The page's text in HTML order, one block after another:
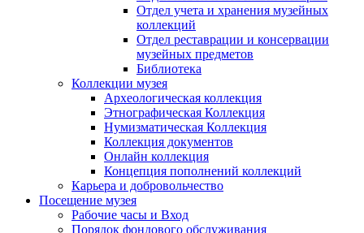
Отдел учета и хранения музейных
коллекций
Отдел реставрации и консервации
музейных предметов
Библиотека
Коллекции музея
Археологическая коллекция
Этнографическая Коллекция
Нумизматическая Коллекция
Коллекция документов
Онлайн коллекция
Концепция пополнений коллекций
Карьера и добровольчество
Посещение музея
Рабочие часы и Вход
Порядок фондового обслуживания